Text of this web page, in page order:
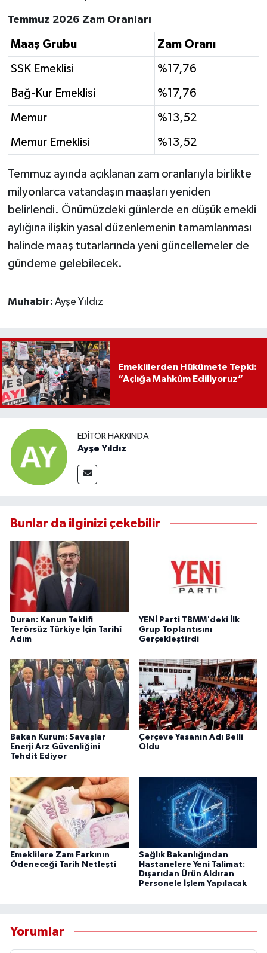
Temmuz 2026 Zam Oranları
Maaş Grubu Zam Oranı
SSK Emeklisi %17,76
Bağ-Kur Emeklisi %17,76
Memur %13,52
Memur Emeklisi %13,52
Temmuz ayında açıklanan zam oranlarıyla birlikte
milyonlarca vatandaşın maaşları yeniden
belirlendi. Önümüzdeki günlerde en düşük emekli
aylığına ilişkin yasal düzenlemenin tamamlanması
halinde maaş tutarlarında yeni güncellemeler de
gündeme gelebilecek.
Muhabir: Ayşe Yıldız
Emeklilerden Hükümete Tepki:
“Açlığa Mahkûm Ediliyoruz”
EDITÖR HAKKINDA
Ayşe Yıldız
Bunlar da ilginizi çekebilir
Duran: Kanun Teklifi
Terörsüz Türkiye İçin Tarihî
Adım
YENİ Parti TBMM'deki İlk
Grup Toplantısını
Gerçekleştirdi
Bakan Kurum: Savaşlar
Enerji Arz Güvenliğini
Tehdit Ediyor
Çerçeve Yasanın Adı Belli
Oldu
Emeklilere Zam Farkının
Ödeneceği Tarih Netleşti
Sağlık Bakanlığından
Hastanelere Yeni Talimat:
Dışarıdan Ürün Aldıran
Personele İşlem Yapılacak
Yorumlar